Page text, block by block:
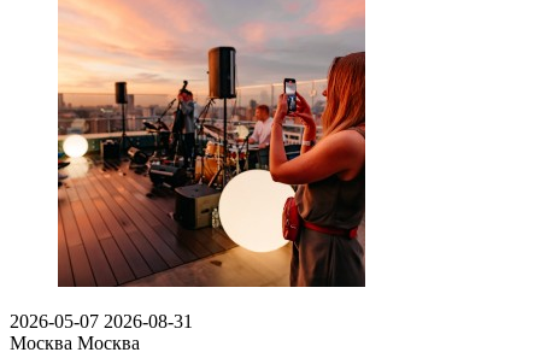
2026-05-07 2026-08-31
Москва Москва